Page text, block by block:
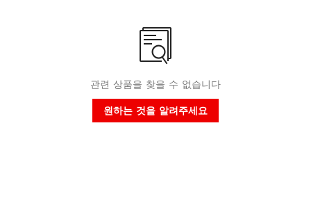
관련 상품을 찾을 수 없습니다
원하는 것을 알려주세요